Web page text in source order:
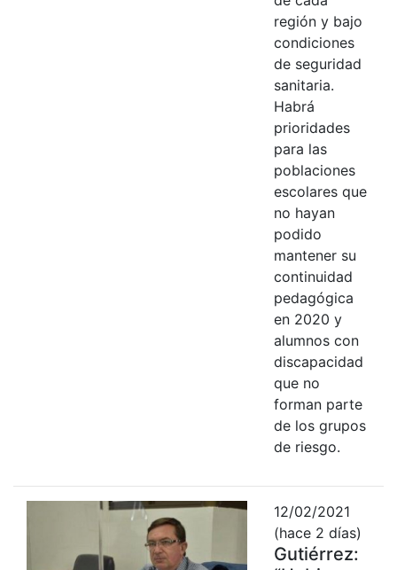
región y bajo
condiciones
de seguridad
sanitaria.
Habrá
prioridades
para las
poblaciones
escolares que
no hayan
podido
mantener su
continuidad
pedagógica
en 2020 y
alumnos con
discapacidad
que no
forman parte
de los grupos
de riesgo.
12/02/2021
(hace 2 días)
Gutiérrez: